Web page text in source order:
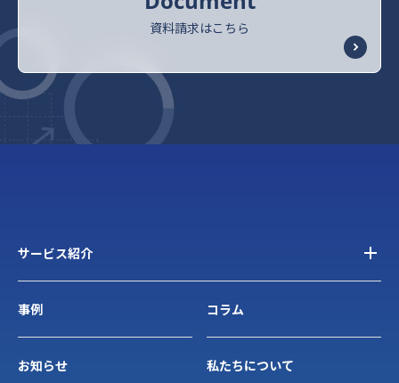
資料請求はこちら
サービス紹介
事例 コラム
お知らせ 私たちについて